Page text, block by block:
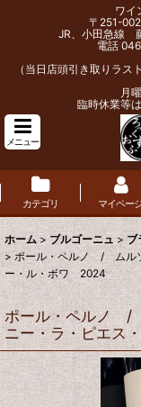
ワイ
〒251-
JR、小田急線
電話
（当日店頭引き取りラ
月
臨時休業等
メニュー
カテゴリ マイペー
ホーム > ブルゴーニュ > ブ
> ポール・ペルノ / ムル
ー・ル・ボワ 2024
ポール・ペルノ /
ニー・ラ・ピエス